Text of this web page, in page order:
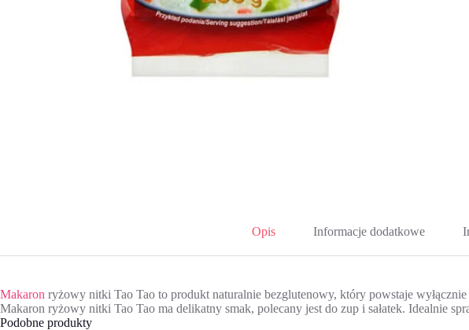
Opis Informacje dodatkowe
Makaron ryżowy nitki Tao Tao to produkt naturalnie bezglutenowy, który powstaje
Makaron ryżowy nitki Tao Tao ma delikatny smak, polecany jest do zup i sałatek. Idealnie
Podobne produkty